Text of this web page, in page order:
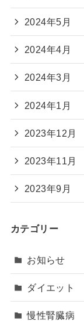
2024年5月
2024年4月
2024年3月
2024年1月
2023年12月
2023年11月
2023年9月
カテゴリー
お知らせ
ダイエット
慢性腎臓病